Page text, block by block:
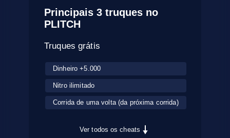
Principais 3 truques no
PLITCH
Truques grátis
Dinheiro +5.000
Nitro ilimitado
Corrida de uma volta (da próxima corrida)
Ver todos os cheats